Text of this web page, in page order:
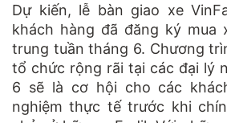
Dự kiến, lễ bàn giao xe
khách hàng đã đăng ký mua
trung tuần tháng 6. Chương
tổ chức rộng rãi tại các đại lý
6 sẽ là cơ hội cho các
nghiệm thực tế trước khi